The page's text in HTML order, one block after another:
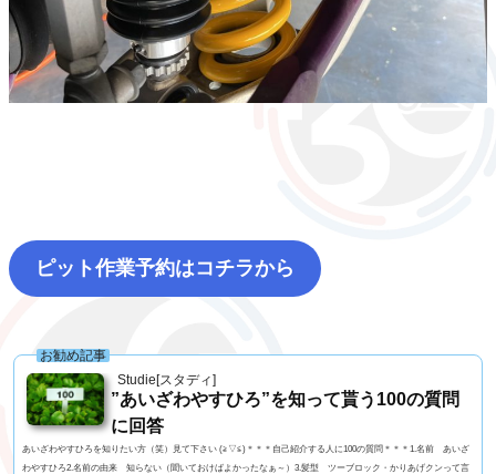
ピット作業予約はコチラから
Studie[スタディ]
お勧め記事
”あいざわやすひろ”を知って貰う100の質問
に回答
あいざわやすひろを知りたい方（笑）見て下さい (≧▽≦)＊＊＊自己紹介する人に100の質問＊＊＊1.名前 あいざ
わやすひろ2.名前の由来 知らない（聞いておけばよかったなぁ～）3.髪型 ツーブロック・かりあげクンって言